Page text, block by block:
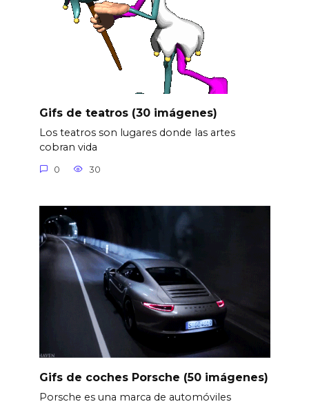
Gifs de teatros (30 imágenes)
Los teatros son lugares donde las artes
cobran vida
0 30
Gifs de coches Porsche (50 imágenes)
Porsche es una marca de automóviles